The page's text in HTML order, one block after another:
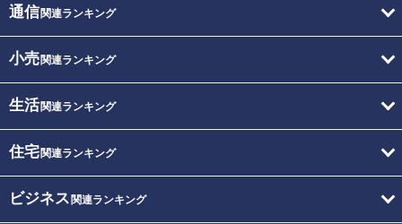
通信関連ランキング
小売関連ランキング
生活関連ランキング
住宅関連ランキング
ビジネス 関連ランキング